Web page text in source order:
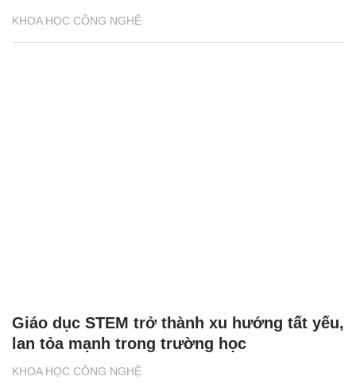
KHOA HỌC CÔNG NGHỆ
KHOA HỌC CÔNG NGHỆ
Giáo dục STEM trở thành xu hướng tất yếu,
lan tỏa mạnh trong trường học